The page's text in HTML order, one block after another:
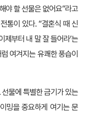
야 할 선물은 없어요”라고
통이 있다. “결혼식 때 신
제부터 내 말 잘 들어라’는
여겨지는 유쾌한 풍습이
물에 특별한 금기가 있는
밍을 중요하게 여기는 문